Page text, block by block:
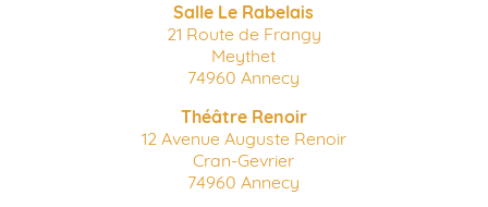
Salle Le Rabelais
21 Route de Frangy
Meythet
74960 Annecy
Théâtre Renoir
12 Avenue Auguste Renoir
Cran-Gevrier
74960 Annecy